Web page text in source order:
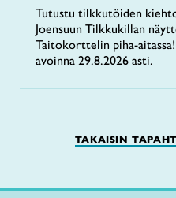
Tutustu tilkkutöiden
Joensuun Tilkkukillan
Taitokorttelin piha-
avoinna 29.8.2026 asti.
TAKAISIN